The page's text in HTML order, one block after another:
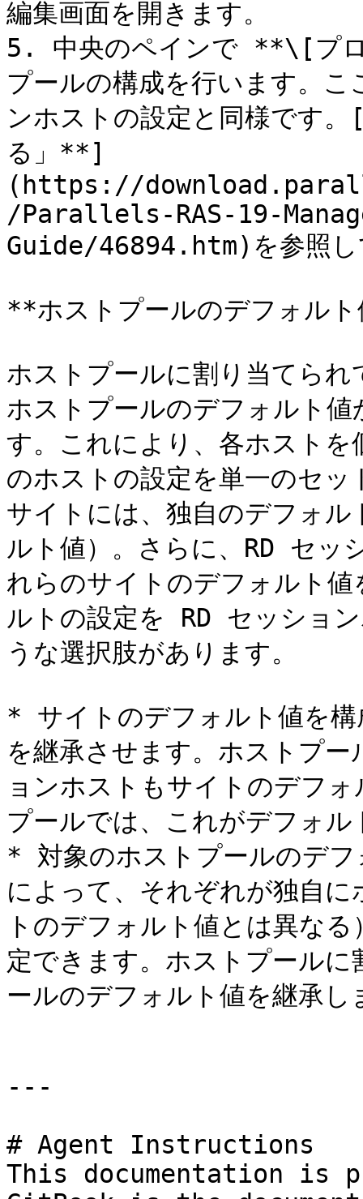
編集画面を開きます。
5. 中央のペインで **\[プ
プールの構成を行います。
ンホストの設定と同様です
る」**]
(https://
/Parallels-RAS-19-
Guide/46894.htm)を参照し
**ホストプールのデフォル
ホストプールに割り当てら
ホストプールのデフォルト
す。これにより、各ホスト
のホストの設定を単一のセ
サイトには、独自のデフォ
ルト値）。さらに、RD セッ
れらのサイトのデフォルト
ルトの設定を RD セッショ
うな選択肢があります。
* サイトのデフォルト値を構
を継承させます。ホストプ
ョンホストもサイトのデフ
プールでは、これがデフォ
* 対象のホストプールのデフ
によって、それぞれが独自
トのデフォルト値とは異な
定できます。ホストプール
ールのデフォルト値を継承し
---
# Agent Instructions
This documentation is